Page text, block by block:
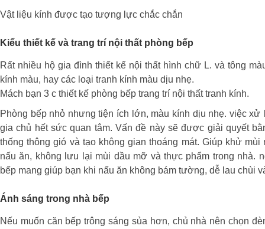
Vật liệu kính được tạo tượng lực chắc chắn
Kiểu thiết kế và trang trí nội thất phòng bếp
Rất nhiều hộ gia đình thiết kế nội thất hình chữ L. và tông
kính màu, hay các loại tranh kính màu dịu nhẹ.
Mách bạn 3 c thiết kế phòng bếp trang trí nội thất tranh kính.
Phòng bếp nhỏ nhưng tiện ích lớn, màu kính dịu nhẹ. việc
gia chủ hết sức quan tâm. Vấn đề này sẽ được giải quyết
thống thông gió và tạo không gian thoáng mát. Giúp khử mùi
nấu ăn, không lưu lại mùi dầu mỡ và thực phẩm trong nhà.
bếp mang giúp bạn khi nấu ăn không bám tường, dễ lau chùi
Ánh sáng trong nhà bếp
Nếu muốn căn bếp trông sáng sủa hơn, chủ nhà nên chọn